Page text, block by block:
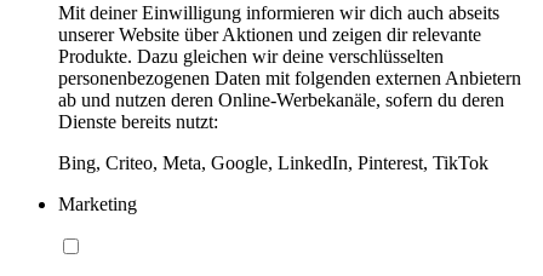
Mit deiner Einwilligung informieren wir dich auch abseits
unserer Website über Aktionen und zeigen dir relevante
Produkte. Dazu gleichen wir deine verschlüsselten
personenbezogenen Daten mit folgenden externen Anbietern
ab und nutzen deren Online-Werbekanäle, sofern du deren
Dienste bereits nutzt:
Bing, Criteo, Meta, Google, LinkedIn, Pinterest, TikTok
Marketing